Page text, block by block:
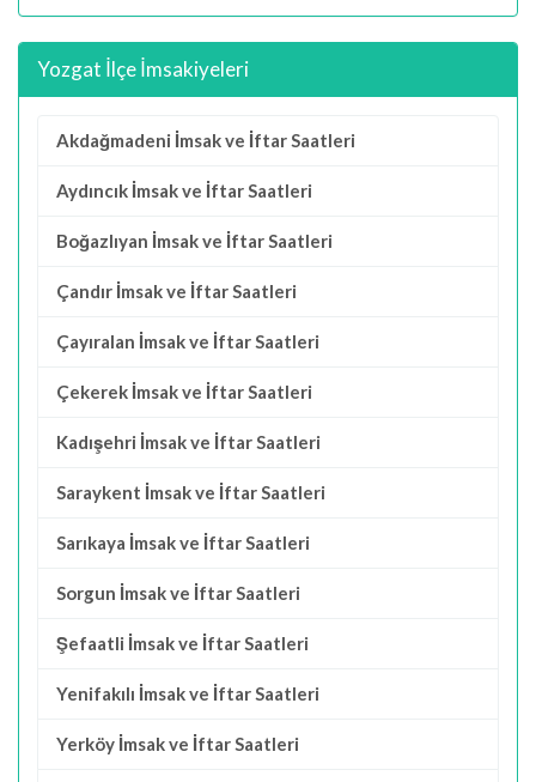
Yozgat İlçe İmsakiyeleri
Akdağmadeni İmsak ve İftar Saatleri
Aydıncık İmsak ve İftar Saatleri
Boğazlıyan İmsak ve İftar Saatleri
Çandır İmsak ve İftar Saatleri
Çayıralan İmsak ve İftar Saatleri
Çekerek İmsak ve İftar Saatleri
Kadışehri İmsak ve İftar Saatleri
Saraykent İmsak ve İftar Saatleri
Sarıkaya İmsak ve İftar Saatleri
Sorgun İmsak ve İftar Saatleri
Şefaatli İmsak ve İftar Saatleri
Yenifakılı İmsak ve İftar Saatleri
Yerköy İmsak ve İftar Saatleri